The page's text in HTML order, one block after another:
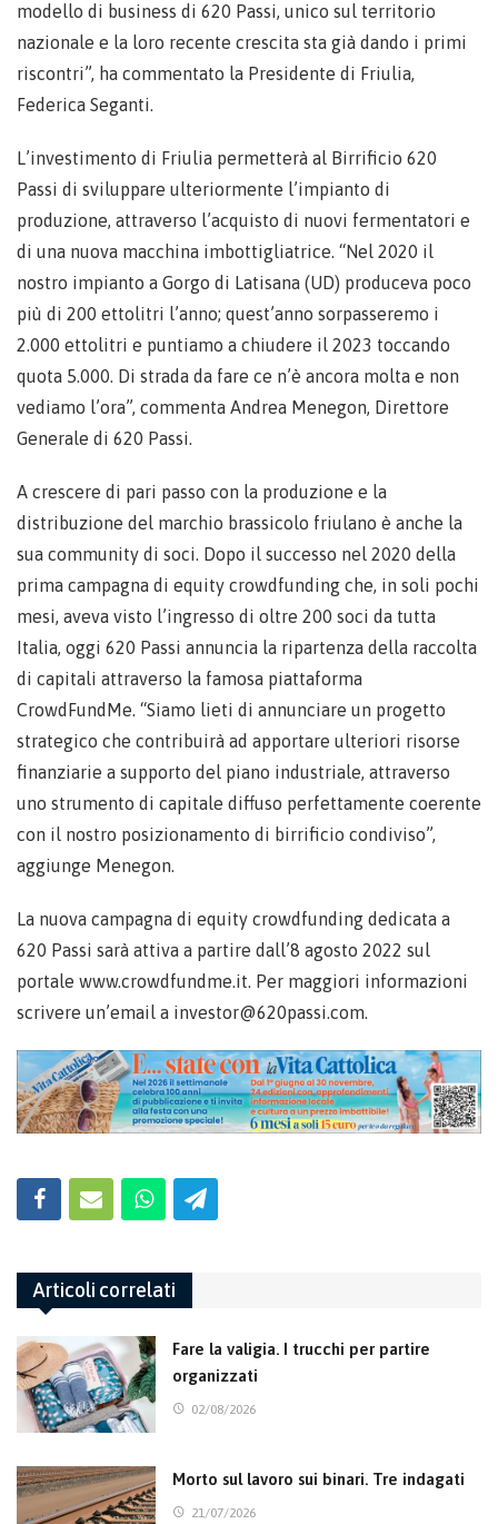
modello di business di 620 Passi, unico sul territorio
nazionale e la loro recente crescita sta già dando i primi
riscontri”, ha commentato la Presidente di Friulia,
Federica Seganti.
L’investimento di Friulia permetterà al Birrificio 620
Passi di sviluppare ulteriormente l’impianto di
produzione, attraverso l’acquisto di nuovi fermentatori e
di una nuova macchina imbottigliatrice. “Nel 2020 il
nostro impianto a Gorgo di Latisana (UD) produceva poco
più di 200 ettolitri l’anno; quest’anno sorpasseremo i
2.000 ettolitri e puntiamo a chiudere il 2023 toccando
quota 5.000. Di strada da fare ce n’è ancora molta e non
vediamo l’ora”, commenta Andrea Menegon, Direttore
Generale di 620 Passi.
A crescere di pari passo con la produzione e la
distribuzione del marchio brassicolo friulano è anche la
sua community di soci. Dopo il successo nel 2020 della
prima campagna di equity crowdfunding che, in soli pochi
mesi, aveva visto l’ingresso di oltre 200 soci da tutta
Italia, oggi 620 Passi annuncia la ripartenza della raccolta
di capitali attraverso la famosa piattaforma
CrowdFundMe. “Siamo lieti di annunciare un progetto
strategico che contribuirà ad apportare ulteriori risorse
finanziarie a supporto del piano industriale, attraverso
uno strumento di capitale diffuso perfettamente coerente
con il nostro posizionamento di birrificio condiviso”,
aggiunge Menegon.
La nuova campagna di equity crowdfunding dedicata a
620 Passi sarà attiva a partire dall’8 agosto 2022 sul
portale www.crowdfundme.it. Per maggiori informazioni
scrivere un’email a investor@620passi.com.
Articoli correlati
Fare la valigia. I trucchi per partire
organizzati
02/08/2026
Morto sul lavoro sui binari. Tre indagati
21/07/2026